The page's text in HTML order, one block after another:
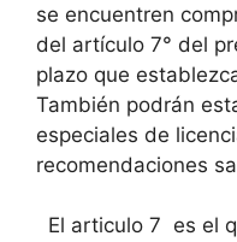
se encuentren
del artículo 7° del
plazo que
También podrán
especiales de
recomendaciones
El articulo 7 es el